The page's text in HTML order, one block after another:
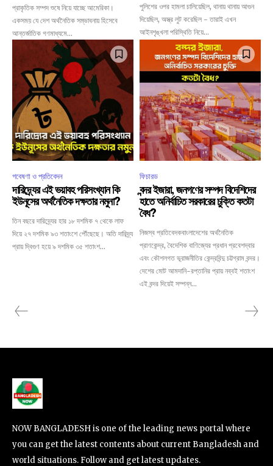
প্রাকৃতিক সম্পদ শুষে নিয়ে যাচ্ছে আমেরিকা।
একসময় যে দেশ অর্থনৈতিক সম্ভাবনায় হিসেবে
আন্তর্জাতিক গণমাধ্যমে...
পুলিশের ওপর হামলা চালিয়েছিল, থানায় থানায় আগুন
দিয়েছিল, অস্ত্র লুট করেছিল - তারাই এখন
আইনশৃঙ্খলা পরিস্থিতি নিয়ে...
গবেষণা ও প্রতিবেদন
দারিদ্র্যের এই ভয়াবহ পরিসংখ্যান কি
ইউনূসের অর্থনৈতিক দক্ষতার নমুনা?
তিন বছরে দারিদ্র্যের হার ১৮ দশমিক ৭ থেকে লাফ
দিয়ে ২৭ দশমিক ৯৩ শতাংশে পৌঁছেছে। অতি দারিদ্র্য
প্রায় দ্বিগুণ হয়ে ৯ দশমিক ৩৫ শতাংশ...
ফিচারড
বন্দর ইজারা, জনগণের সম্পদ বিদেশিদের
হাতে অনির্বাচিত সরকারের চুক্তি কতটা
বৈধ?
নিজস্ব প্রতিবেদকবাংলাদেশের অর্থনৈতিক
প্রাণকেন্দ্র, বৈদেশিক বাণিজ্যের প্রধান প্রবেশদ্বার
এবং কৌশলগত ভূরাজনীতির কেন্দ্রবিন্দু চট্টগ্রাম বন্দর।
দেশের মোট আমদানি-রপ্তানির প্রায় নব্বই শতাংশ
এই বন্দর দিয়েই সম্পন্ন...
NOW BANGLADESH is one of the leading news portal where
you can get the latest contents about current Bangladesh and
world situations. Follow and get latest updates.